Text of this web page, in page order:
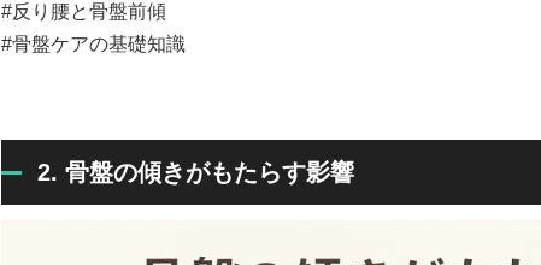
#反り腰と骨盤前傾
#骨盤ケアの基礎知識
2. 骨盤の傾きがもたらす影響